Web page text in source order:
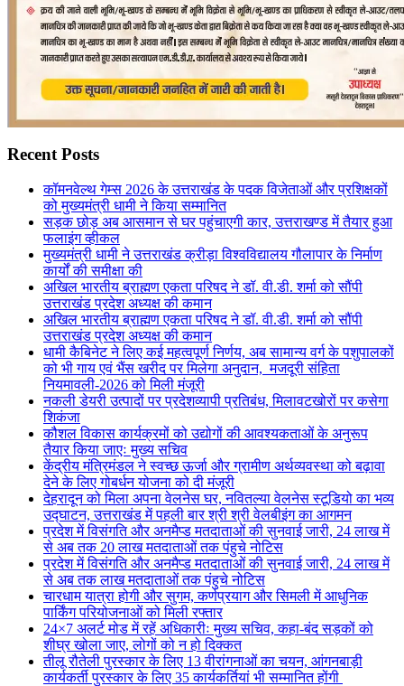
Recent Posts
कॉमनवेल्थ गेम्स 2026 के उत्तराखंड के पदक विजेताओं और प्रशिक्षकों
को मुख्यमंत्री धामी ने किया सम्मानित
सड़क छोड़ अब आसमान से घर पहुंचाएगी कार, उत्तराखण्ड में तैयार हुआ
फलाइंग व्हीकल
मुख्यमंत्री धामी ने उत्तराखंड क्रीड़ा विश्वविद्यालय गौलापार के निर्माण
कार्यों की समीक्षा की
अखिल भारतीय ब्राह्मण एकता परिषद ने डॉ. वी.डी. शर्मा को सौंपी
उत्तराखंड प्रदेश अध्यक्ष की कमान
अखिल भारतीय ब्राह्मण एकता परिषद ने डॉ. वी.डी. शर्मा को सौंपी
उत्तराखंड प्रदेश अध्यक्ष की कमान
धामी कैबिनेट ने लिए कई महत्वपूर्ण निर्णय, अब सामान्य वर्ग के पशुपालकों
को भी गाय एवं भैंस खरीद पर मिलेगा अनुदान, मजदूरी संहिता
नियमावली-2026 को मिली मंजूरी
नकली डेयरी उत्पादों पर प्रदेशव्यापी प्रतिबंध, मिलावटखोरों पर कसेगा
शिकंजा
कौशल विकास कार्यक्रमों को उद्योगों की आवश्यकताओं के अनुरूप
तैयार किया जाएः मुख्य सचिव
केंद्रीय मंत्रिमंडल ने स्वच्छ ऊर्जा और ग्रामीण अर्थव्यवस्था को बढ़ावा
देने के लिए गोबर्धन योजना को दी मंजूरी
देहरादून को मिला अपना वेलनेस घर, नवितल्या वेलनेस स्टूडियो का भव्य
उद्घाटन, उत्तराखंड में पहली बार श्री श्री वेलबीइंग का आगमन
प्रदेश में विसंगति और अनमैप्ड मतदाताओं की सुनवाई जारी, 24 लाख में
से अब तक 20 लाख मतदाताओं तक पंहुचे नोटिस
प्रदेश में विसंगति और अनमैप्ड मतदाताओं की सुनवाई जारी, 24 लाख में
से अब तक लाख मतदाताओं तक पंहुचे नोटिस
चारधाम यात्रा होगी और सुगम, कर्णप्रयाग और सिमली में आधुनिक
पार्किंग परियोजनाओं को मिली रफ्तार
24×7 अलर्ट मोड में रहें अधिकारीः मुख्य सचिव, कहा-बंद सड़कों को
शीघ्र खोला जाए, लोगों को न हो दिक्कत
तीलू रौतेली पुरस्कार के लिए 13 वीरांगनाओं का चयन, आंगनबाड़ी
कार्यकर्ती पुरस्कार के लिए 35 कार्यकर्तियां भी सम्मानित होंगी